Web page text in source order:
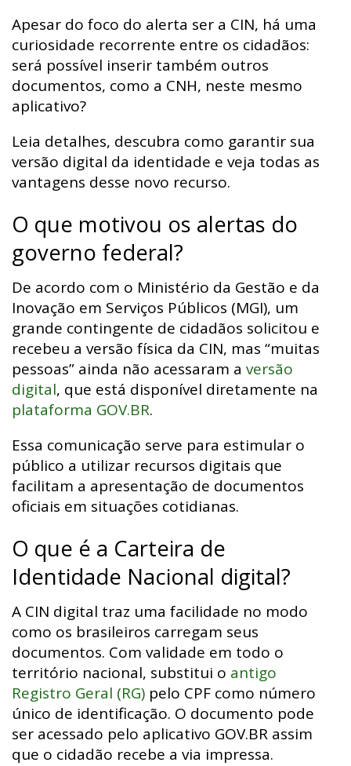
Apesar do foco do alerta ser a CIN, há uma
curiosidade recorrente entre os cidadãos:
será possível inserir também outros
documentos, como a CNH, neste mesmo
aplicativo?
Leia detalhes, descubra como garantir sua
versão digital da identidade e veja todas as
vantagens desse novo recurso.
O que motivou os alertas do
governo federal?
De acordo com o Ministério da Gestão e da
Inovação em Serviços Públicos (MGI), um
grande contingente de cidadãos solicitou e
recebeu a versão física da CIN, mas “muitas
pessoas” ainda não acessaram a versão
digital, que está disponível diretamente na
plataforma GOV.BR.
Essa comunicação serve para estimular o
público a utilizar recursos digitais que
facilitam a apresentação de documentos
oficiais em situações cotidianas.
O que é a Carteira de
Identidade Nacional digital?
A CIN digital traz uma facilidade no modo
como os brasileiros carregam seus
documentos. Com validade em todo o
território nacional, substitui o antigo
Registro Geral (RG) pelo CPF como número
único de identificação. O documento pode
ser acessado pelo aplicativo GOV.BR assim
que o cidadão recebe a via impressa.